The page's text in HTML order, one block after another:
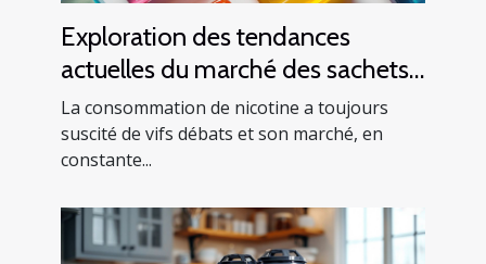
Exploration des tendances
actuelles du marché des sachets
de nicotine en Europe
La consommation de nicotine a toujours
suscité de vifs débats et son marché, en
constante...